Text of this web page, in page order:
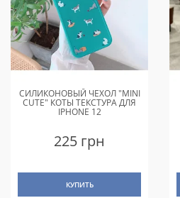
СИЛИКОНОВЫЙ ЧЕХОЛ "MINI
CUTE" КОТЫ ТЕКСТУРА ДЛЯ
IPHONE 12
225 грн
КУПИТЬ